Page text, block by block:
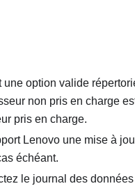
option valide
non pris en charge
pris en charge.
Lenovo une mise à
échéant.
le journal des